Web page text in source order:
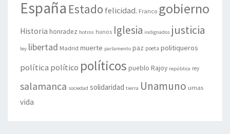
España Estado felicidad. Franco gobierno
Historia honradez hotros hunos Iglesia indignados justicia
ley libertad Madrid muerte parlamento paz poeta politiqueros
política político políticos pueblo Rajoy república rey
salamanca sociedad solidaridad tierra Unamuno urnas
vida